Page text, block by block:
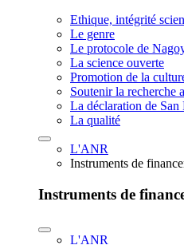
Ethique, intégrité
Le genre
Le protocole de
La science ouverte
Promotion de la
Soutenir la recherche
La déclaration de San
La qualité
L'ANR
Instruments de
Instruments de
L'ANR